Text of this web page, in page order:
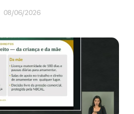
08/06/2026